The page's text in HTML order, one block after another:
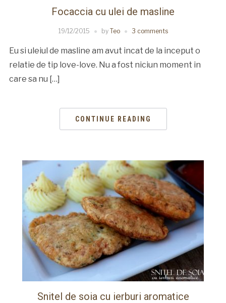
Focaccia cu ulei de masline
19/12/2015 by Teo 3 comments
Eu si uleiul de masline am avut incat de la inceput o
relatie de tip love-love. Nu a fost niciun moment in
care sa nu […]
CONTINUE READING
Snitel de soia cu ierburi aromatice